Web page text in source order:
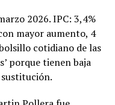
2026. IPC: 3,4%
mayor aumento, 4
cotidiano de las
porque tienen baja
sustitución.